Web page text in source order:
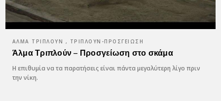
ΆΛΜΑ ΤΡΙΠΛΟΎΝ , ΤΡΙΠΛΟΎΝ-ΠΡΟΣΓΕΊΩΣΗ
Άλμα Τριπλούν – Προσγείωση στο σκάμα
Η επιθυμία να τα παρατήσεις είναι πάντα μεγαλύτερη λίγο πριν
την νίκη.